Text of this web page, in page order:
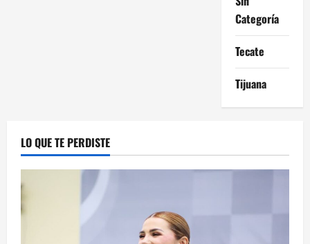
Categoría
Tecate
Tijuana
LO QUE TE PERDISTE